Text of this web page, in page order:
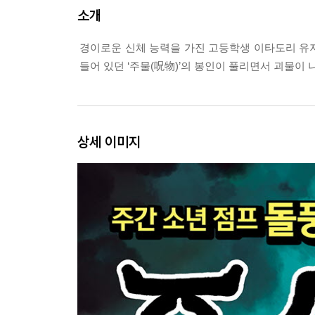
소개
경이로운 신체 능력을 가진 고등학생 이타도리
들어 있던 ‘주물(呪物)’의 봉인이 풀리면서 괴물
상세 이미지